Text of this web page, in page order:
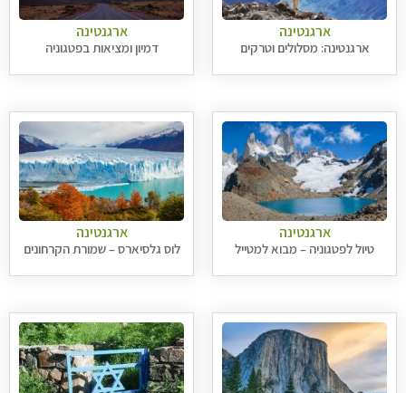
ארגנטינה
ארגנטינה: מסלולים וטרקים
ארגנטינה
דמיון ומציאות בפטגוניה
ארגנטינה
טיול לפטגוניה – מבוא למטייל
ארגנטינה
לוס גלסיארס – שמורת הקרחונים